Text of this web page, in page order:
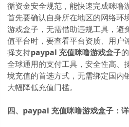
循资金安全规范，能快速完成咪噜
首先要确认自身所在地区的网络环
游戏盒子，无需借助违规工具，避
值平台时，要查看平台资质、用户
择支持paypal 充值咪噜游戏盒子
全球通用的支付工具，安全性高、
境充值的首选方式，无需绑定国内
大幅降低充值门槛。
四、paypal 充值咪噜游戏盒子：